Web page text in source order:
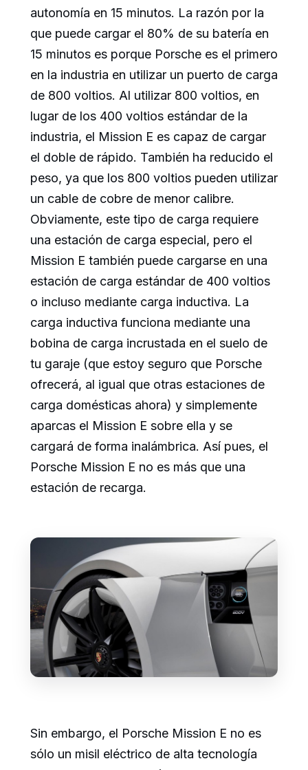
autonomía en 15 minutos. La razón por la
que puede cargar el 80% de su batería en
15 minutos es porque Porsche es el primero
en la industria en utilizar un puerto de carga
de 800 voltios. Al utilizar 800 voltios, en
lugar de los 400 voltios estándar de la
industria, el Mission E es capaz de cargar
el doble de rápido. También ha reducido el
peso, ya que los 800 voltios pueden utilizar
un cable de cobre de menor calibre.
Obviamente, este tipo de carga requiere
una estación de carga especial, pero el
Mission E también puede cargarse en una
estación de carga estándar de 400 voltios
o incluso mediante carga inductiva. La
carga inductiva funciona mediante una
bobina de carga incrustada en el suelo de
tu garaje (que estoy seguro que Porsche
ofrecerá, al igual que otras estaciones de
carga domésticas ahora) y simplemente
aparcas el Mission E sobre ella y se
cargará de forma inalámbrica. Así pues, el
Porsche Mission E no es más que una
estación de recarga.
Sin embargo, el Porsche Mission E no es
sólo un misil eléctrico de alta tecnología